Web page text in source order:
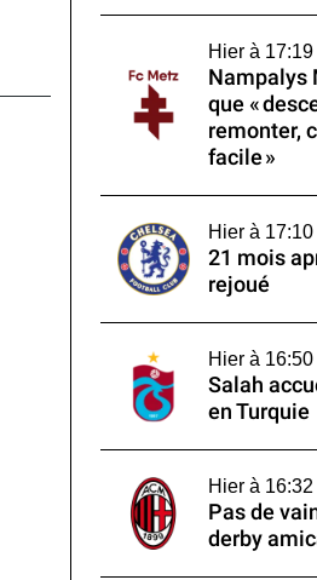
Hier à 17:19
Nampalys
que «
remonter,
facile »
Hier à 17:10
21 mois
rejoué
Hier à 16:50
Salah
en Turquie
Hier à 16:32
Pas de
derby